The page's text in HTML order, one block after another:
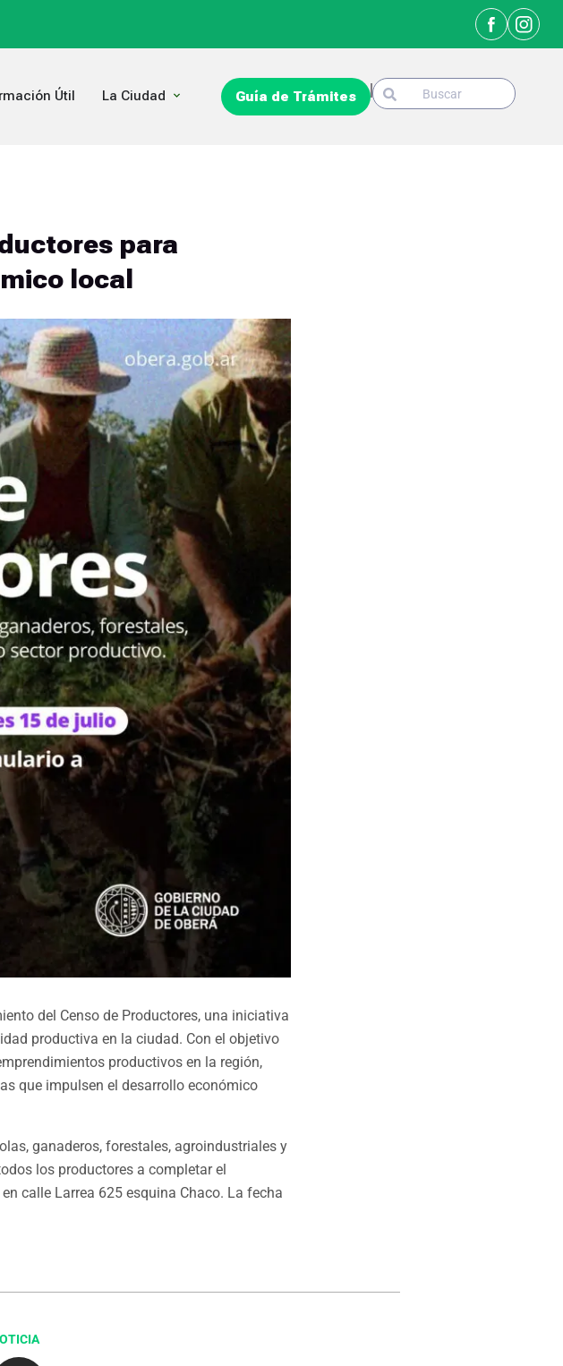
Online
Útil La Ciudad Open La CiudadGuía de Trámites Search
Search
para
local
del Censo de Productores, una iniciativa
productiva en la ciudad. Con el objetivo
productivos en la región,
que impulsen el desarrollo económico
ganaderos, forestales, agroindustriales y
los productores a completar el
calle Larrea 625 esquina Chaco. La fecha